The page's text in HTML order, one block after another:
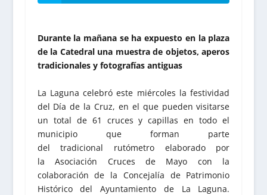
Durante la mañana se ha expuesto en la plaza
de la Catedral una muestra de objetos, aperos
tradicionales y fotografías antiguas
La Laguna celebró este miércoles la festividad
del Día de la Cruz, en el que pueden visitarse
un total de 61 cruces y capillas en todo el
municipio que forman parte
del tradicional rutómetro elaborado por
la Asociación Cruces de Mayo con la
colaboración de la Concejalía de Patrimonio
Histórico del Ayuntamiento de La Laguna.